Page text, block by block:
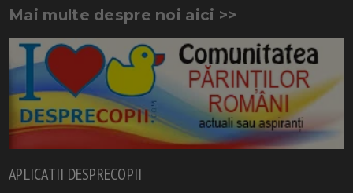
Mai multe despre noi aici >>
APLICATII DESPRECOPII